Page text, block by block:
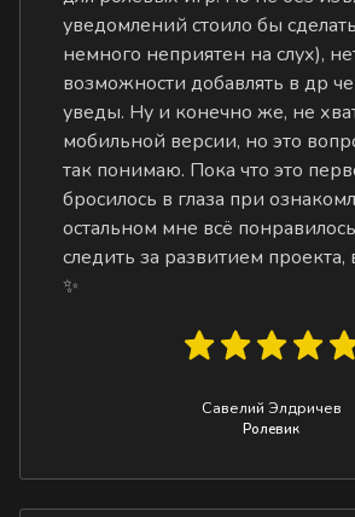
уведомлений стоило бы
немного неприятен на слух),
возможности добавлять в др
уведы. Ну и конечно же, не
мобильной версии, но это
так понимаю. Пока что это
бросилось в глаза при
остальном мне всё
следить за развитием
✨
Савелий Элдричев
Ролевик